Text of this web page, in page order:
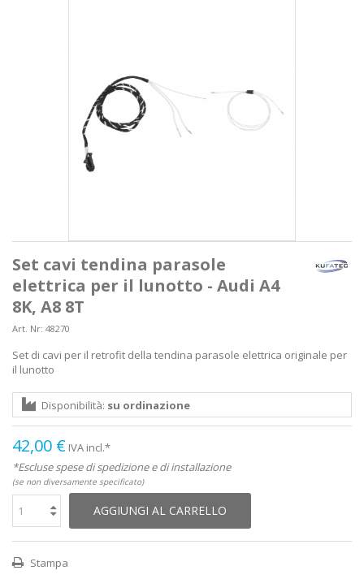
Set cavi tendina parasole
elettrica per il lunotto - Audi A4
8K, A8 8T
Art. Nr: 48270
Set di cavi per il retrofit della tendina parasole elettrica originale per
il lunotto
Disponibilità: su ordinazione
42,00 € IVA incl.*
*Escluse spese di spedizione e di installazione
(se non diversamente specificato)
AGGIUNGI AL CARRELLO
Stampa